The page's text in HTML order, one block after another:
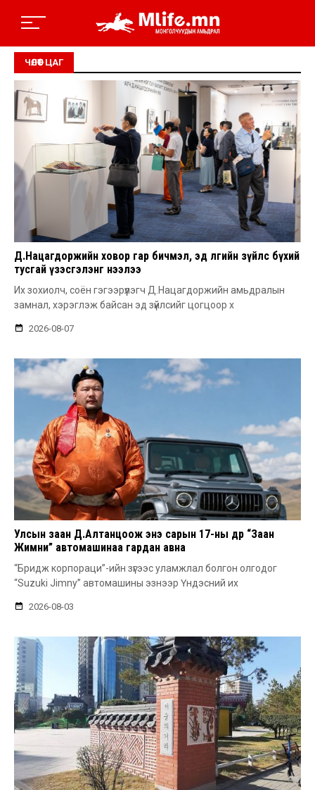
ЧӨЛӨӨТ ЦАГ
Д.Нацагдоржийн ховор гар бичмэл, эд өлгийн зүйлс бүхий
тусгай үзэсгэлэнг нээлээ
Их зохиолч, соён гэгээрүүлэгч Д.Нацагдоржийн амьдралын
замнал, хэрэглэж байсан эд зүйлсийг цогцоор х
2026-08-07
Улсын заан Д.Алтанцоож энэ сарын 17-ны өдөр “Заан
Жимни” автомашинаа гардан авна
“Бридж корпораци”-ийн зүгээс уламжлал болгон олгодог
“Suzuki Jimny” автомашины эзнээр Үндэсний их
2026-08-03